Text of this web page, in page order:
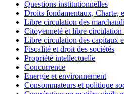
Questions institutionnelles
Droits fondamentaux, Charte,
Libre circulation des
Citoyenneté et libre circulation
Libre circulation des capitaux
Fiscalité et droit des sociétés
Propriété intellectuelle
Concurrence
Energie et environnement
Consommateurs et politique